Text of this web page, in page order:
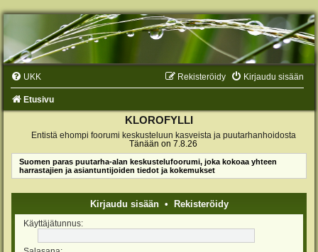
UKK Kirjaudu sisään
Rekisteröidy
Etusivu
KLOROFYLLI
Entistä ehompi foorumi keskusteluun kasveista ja puutarhanhoidosta
Tänään on 7.8.26
Suomen paras puutarha-alan keskustelufoorumi, joka kokoaa yhteen
harrastajien ja asiantuntijoiden tiedot ja kokemukset
Kirjaudu sisään• Rekisteröidy
Käyttäjätunnus: